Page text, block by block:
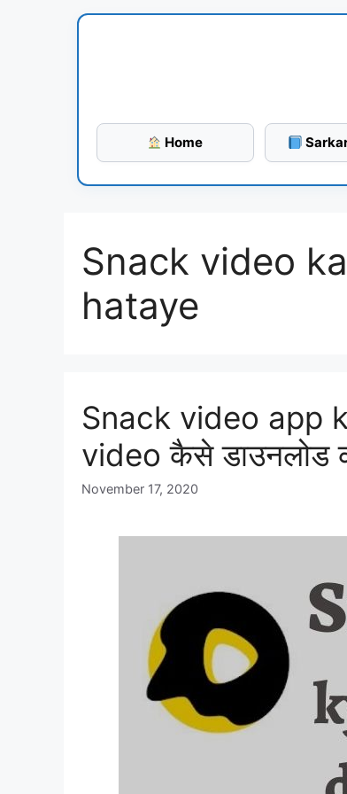
Home
Snack video
hataye
Snack video app
video कैसे डाउनलोड
November 17, 2020